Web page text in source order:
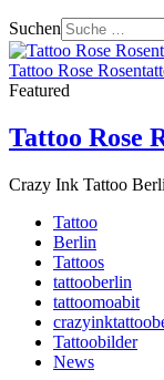
Suchen
Tattoo Rose
Featured
Tattoo Rose
Crazy Ink Tattoo
Tattoo
Berlin
Tattoos
tattooberlin
tattoomoabit
Tattoobilder
News